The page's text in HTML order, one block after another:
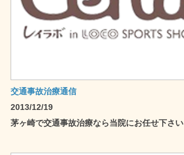
交通事故治療通信
2013/12/19
茅ヶ崎で交通事故治療なら当院にお任せ下さい